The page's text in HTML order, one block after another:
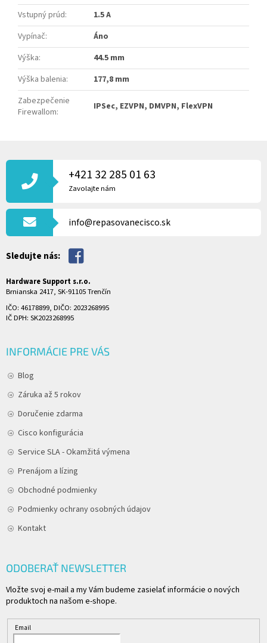
Vstupný prúd:
1.5 A
Vypínač:
Áno
Výška:
44.5 mm
Výška balenia:
177,8 mm
Zabezpečenie
Firewallom: IPSec, EZVPN, DMVPN, FlexVPN
Á
T
+421 32 285 01 63
Zavolajte nám
info@repasovanecisco.sk
Sledujte nás:
Hardware Support s.r.o.
Brnianska 2417, SK-91105 Trenčín
IČO: 46178899, DIČO: 2023268995
IČ DPH: SK2023268995
INFORMÁCIE PRE VÁS
Blog
Záruka až 5 rokov
Doručenie zdarma
Cisco konfigurácia
Service SLA - Okamžitá výmena
Prenájom a lízing
Obchodné podmienky
Podmienky ochrany osobných údajov
Kontakt
ODOBERAŤ NEWSLETTER
Vložte svoj e-mail a my Vám budeme zasielať informácie o nových
produktoch na našom e-shope.
Email